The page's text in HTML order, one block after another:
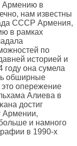
Армению в
нам известны
СССР Армения,
в рамках
по
историей и
году она сумела
обширные
опережение
Алиева в
достиг
Армении,
и намного
в 1990-х